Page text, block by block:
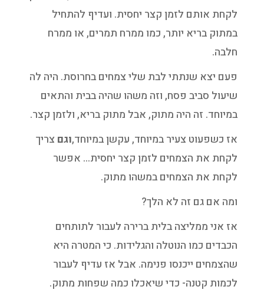
לקחת אותם לזמן קצר יחסית. ועדיף להתחיל
במתוק בריא יותר, כמו ממרח תמרים, או ממרח
חלבה.
פעם יצא שנתתי לבת שלי צמחים בחרוסת. היה לה
שיעול סביב פסח, וזה משהו שהיה בבית והתאים
במיוחד. זה היה מתוק, אבל מתוק בריא, ולזמן קצר.
אז כשפעוט צעיר במיוחד, עקשן במיוחד,וגם צריך
לקחת את הצמחים לזמן קצר יחסית… אפשר
לקחת את הצמחים במשהו מתוק.
ומה אם גם זה לא הלך?
אז אני ממליצה בלית ברירה לעבור לתותחים
הכבדים כמו הנוטלה והגלידות. כי המטרה היא
שהצמחים ייכנסו פנימה. אבל אז עדיף לעבור
לכמות קטנה- כדי שיאכלו כמה שפחות מתוק.